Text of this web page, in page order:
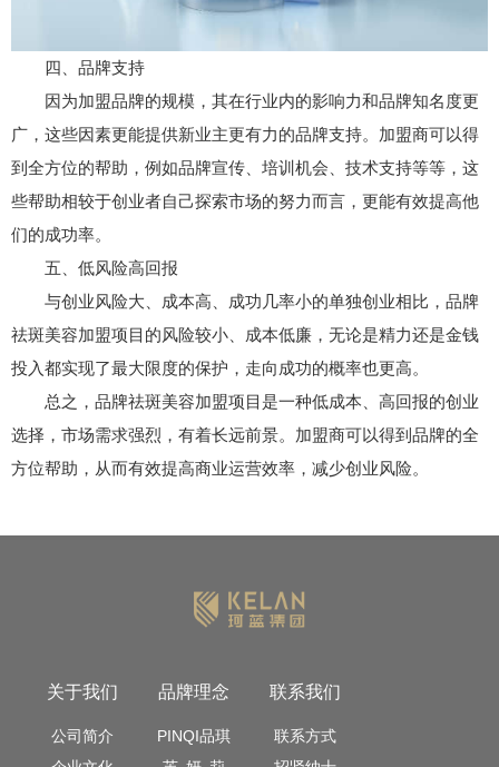
四、品牌支持
因为加盟品牌的规模，其在行业内的影响力和品牌知名度更
广，这些因素更能提供新业主更有力的品牌支持。加盟商可以得
到全方位的帮助，例如品牌宣传、培训机会、技术支持等等，这
些帮助相较于创业者自己探索市场的努力而言，更能有效提高他
们的成功率。
五、低风险高回报
与创业风险大、成本高、成功几率小的单独创业相比，品牌
祛斑美容加盟项目的风险较小、成本低廉，无论是精力还是金钱
投入都实现了最大限度的保护，走向成功的概率也更高。
总之， 品牌祛斑美容加盟项目 是一种低成本、高回报的创业
选择，市场需求强烈，有着长远前景。加盟商可以得到品牌的全
方位帮助，从而有效提高商业运营效率，减少创业风险。
关于我们
公司简介
品牌理念
PINQI品琪
联系我们
联系方式